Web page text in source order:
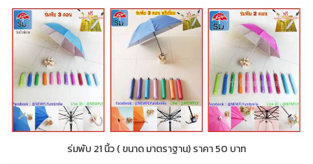
ร่มพับ 21 นิ้ว ( ขนาด มาตราฐาน) ราคา 50 บาท